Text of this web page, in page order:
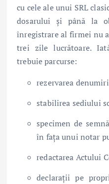
cu cele ale unui SRL
dosarului și până la
înregistrare al firmei nu
trei zile lucrătoare.
trebuie parcurse:
rezervarea
stabilirea sediului
specimen de
în fața unui notar
redactarea Actului
declarații pe